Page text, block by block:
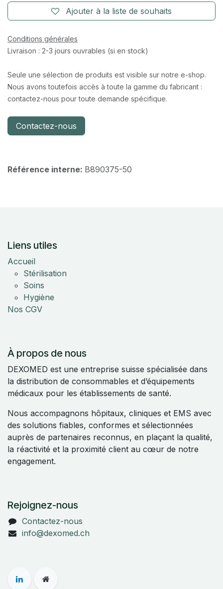
Ajouter à la liste de souhaits
Conditions générales
Livraison : 2-3 jours ouvrables (si en stock)
Seule une sélection de produits est visible sur notre e-shop.
Nous avons toutefois accès à toute la gamme du fabricant :
contactez-nous pour toute demande spécifique.
Contactez-nous
Référence interne: B890375-50
Liens utiles
Accueil
Stérilisation
Soins
Hygiène
Nos CGV
À propos de nous
DEXOMED est une entreprise suisse spécialisée dans
la distribution de consommables et d’équipements
médicaux pour les établissements de santé.
Nous accompagnons hôpitaux, cliniques et EMS avec
des solutions fiables, conformes et sélectionnées
auprès de partenaires reconnus, en plaçant la qualité,
la réactivité et la proximité client au cœur de notre
engagement.
Rejoignez-nous
Contactez-nous
info@dexomed.ch